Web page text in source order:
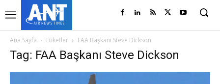
Ana Sayfa Etiketler FAA Başkanı Steve Dickson
Tag: FAA Başkanı Steve Dickson